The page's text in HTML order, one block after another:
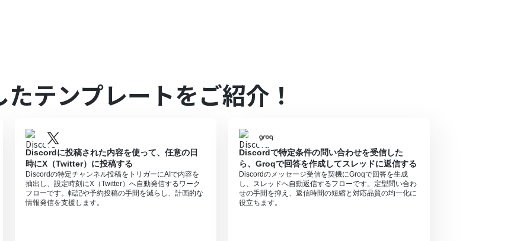
起動間隔を選択できます。
ご注意ください。
プランでのみご利用いただける機能となっております。フリープラン・ミニプランの場合は設定しているフローボッ
、2週間の無料トライアルを行うことが可能です。無料トライアル中には制限対象のアプリやAI機能（オペレーシ
です。アプリの仕様によっては300MB未満になる可能性があるので、ご注意ください。
ァイル容量の詳細は下記をご参照ください。
テンプレートをご紹介！
Discordに投稿された内容を使って、任意の日
時にX（Twitter）に投稿する
Discordの特定チャンネル投稿をトリガーにAIで内容を
抽出し、設定時刻にX（Twitter）へ自動発信するワーク
フローです。転記や予約投稿の手間を減らし、計画的な
情報発信を支援します。
Discordで特定条件の問い合わせを受信した
ら、Groqで回答を作成してスレッドに返信する
Discordのメッセージ受信を契機にGroqで回答を生成
し、スレッドへ自動返信するフローです。定型問い合わ
せの手間を抑え、返信時間の短縮と対応品質の均一化に
役立ちます。